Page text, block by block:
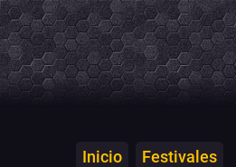
Inicio Festivales